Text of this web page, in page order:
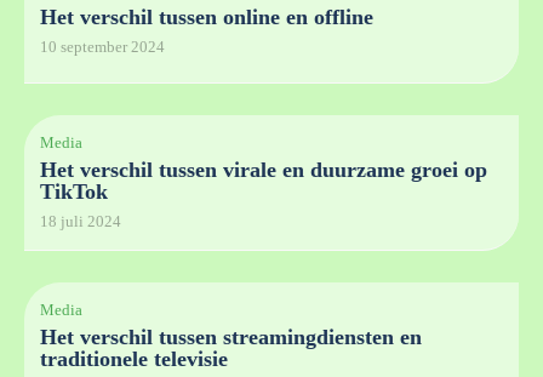
Het verschil tussen online en offline
10 september 2024
Media
Het verschil tussen virale en duurzame groei op
TikTok
18 juli 2024
Media
Het verschil tussen streamingdiensten en
traditionele televisie